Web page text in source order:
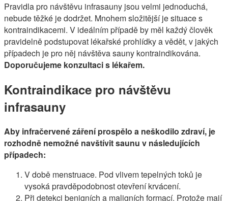
Pravidla pro návštěvu infrasauny jsou velmi jednoduchá,
nebude těžké je dodržet. Mnohem složitější je situace s
kontraindikacemi. V ideálním případě by měl každý člověk
pravidelně podstupovat lékařské prohlídky a vědět, v jakých
případech je pro něj návštěva sauny kontraindikována.
Doporučujeme konzultaci s lékařem.
Kontraindikace pro návštěvu
infrasauny
Aby infračervené záření prospělo a neškodilo zdraví, je
rozhodně nemožné navštívit saunu v následujících
případech:
V době menstruace. Pod vlivem tepelných toků je
vysoká pravděpodobnost otevření krvácení.
Při detekci benigních a maligních formací. Protože mají